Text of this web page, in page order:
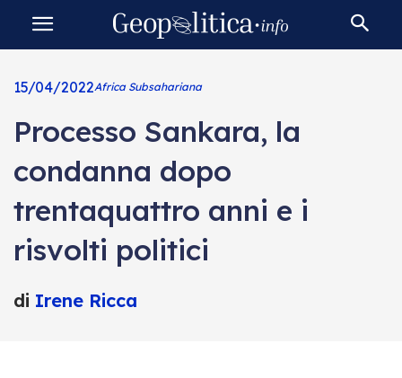
15/04/2022Africa Subsahariana
Processo Sankara, la
condanna dopo
trentaquattro anni e i
risvolti politici
di Irene Ricca